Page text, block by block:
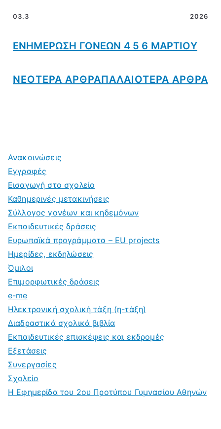
03.3 2026
ΕΝΗΜΕΡΩΣΗ ΓΟΝΕΩΝ 4 5 6 ΜΑΡΤΙΟΥ
ΝΕOΤΕΡΑ ΑΡΘΡΑΠΑΛΑΙΟΤΕΡΑ ΑΡΘΡΑ
Ανακοινώσεις
Εγγραφές
Εισαγωγή στο σχολείο
Καθημερινές μετακινήσεις
Σύλλογος γονέων και κηδεμόνων
Εκπαιδευτικές δράσεις
Ευρωπαϊκά προγράμματα – EU projects
Ημερίδες, εκδηλώσεις
Όμιλοι
Επιμορφωτικές δράσεις
e-me
Ηλεκτρονική σχολική τάξη (η-τάξη)
Διαδραστικά σχολικά βιβλία
Εκπαιδευτικές επισκέψεις και εκδρομές
Εξετάσεις
Συνεργασίες
Σχολείο
Η Εφημερίδα του 2ου Προτύπου Γυμνασίου Αθηνών